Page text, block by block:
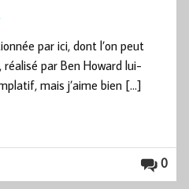
par ici, dont l’on peut
par Ben Howard lui-
mais j’aime bien […]
0